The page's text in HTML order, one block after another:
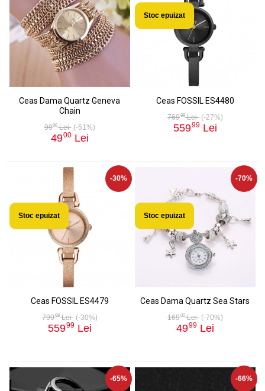
Ceas Dama Quartz Geneva
Chain
9900Lei (-51%)
4900 Lei
Stoc epuizat
Ceas FOSSIL ES4480
76999Lei (-27%)
55999 Lei
-30%
Stoc epuizat
Ceas FOSSIL ES4479
79999Lei (-30%)
55999 Lei
-70%
Stoc epuizat
Ceas Dama Quartz Sea Stars
16900Lei (-70%)
4999 Lei
-65% -66%